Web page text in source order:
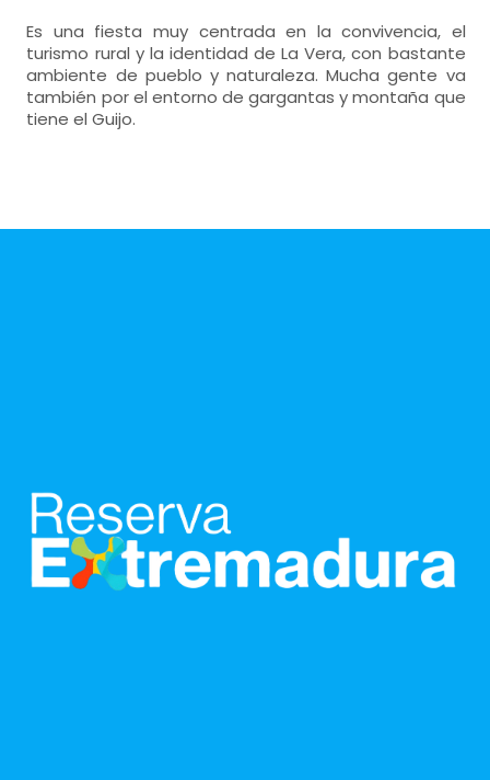
Es una fiesta muy centrada en la convivencia, el
turismo rural y la identidad de La Vera, con bastante
ambiente de pueblo y naturaleza. Mucha gente va
también por el entorno de gargantas y montaña que
tiene el Guijo.